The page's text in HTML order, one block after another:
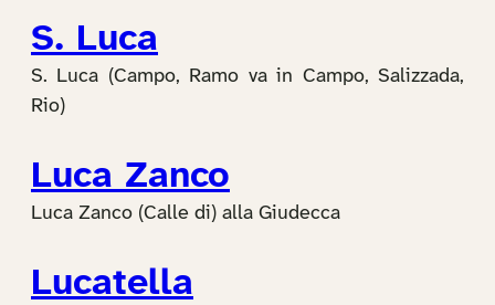
S. Luca
S. Luca (Campo, Ramo va in Campo, Salizzada,
Rio)
Luca Zanco
Luca Zanco (Calle di) alla Giudecca
Lucatella